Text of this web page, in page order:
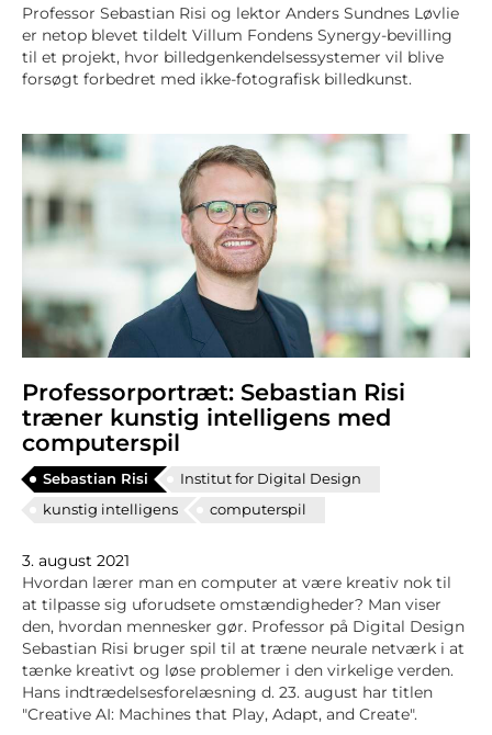
Professor Sebastian Risi og lektor Anders Sundnes Løvlie
er netop blevet tildelt Villum Fondens Synergy-bevilling
til et projekt, hvor billedgenkendelsessystemer vil blive
forsøgt forbedret med ikke-fotografisk billedkunst.
Professorportræt: Sebastian Risi
træner kunstig intelligens med
computerspil
Sebastian Risi
Institut for Digital Design
kunstig intelligens
computerspil
3. august 2021
Hvordan lærer man en computer at være kreativ nok til
at tilpasse sig uforudsete omstændigheder? Man viser
den, hvordan mennesker gør. Professor på Digital Design
Sebastian Risi bruger spil til at træne neurale netværk i at
tænke kreativt og løse problemer i den virkelige verden.
Hans indtrædelsesforelæsning d. 23. august har titlen
"Creative AI: Machines that Play, Adapt, and Create".